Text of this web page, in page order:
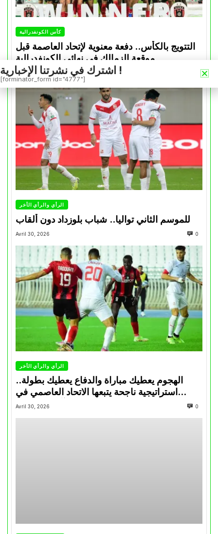
كأس الكونفدرالية
التتويج بالكأس.. دفعة معنوية لإتحاد العاصمة قبل
موقعة الزمالك في نهائي الكونفدرالية
Avril 30, 2026
الرأي والرأي الأخر
للموسم الثاني تواليا.. شباب بلوزداد دون ألقاب
Avril 30, 2026 0
الرأي والرأي الأخر
الهجوم يعطيك مباراة والدفاع يعطيك بطولة..
استراتيجية ناجحة يتبعها الاتحاد العاصمي في
تتويجاته آخر السنوات
Avril 30, 2026 0
اشترك في نشرتنا الإخبارية !
[forminator_form id="4777"]